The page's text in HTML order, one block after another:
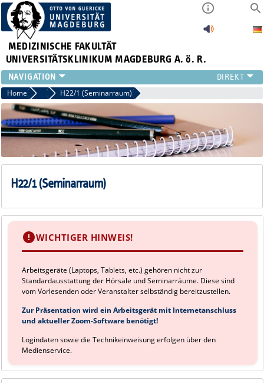
MEDIZINISCHE FAKULTÄT
UNIVERSITÄTSKLINIKUM MAGDEBURG A. ö. R.
INSTITUTE
KLINIKEN
ZENTRALE EINRICHTUNGEN
FORSCHUNG
ÜBER UNS
INTERNATIONAL
Home Seminarräume
H22/1 (Seminarraum)
H22/1 (Seminarraum)
WICHTIGER HINWEIS!
Arbeitsgeräte (Laptops, Tablets, etc.) gehören nicht zur
Standardausstattung der Hörsäle und Seminarräume. Diese sind
vom Vorlesenden oder Veranstalter selbständig bereitzustellen.
Zur Präsentation wird ein Arbeitsgerät mit Internetanschluss
und aktueller Zoom-Software benötigt!
Logindaten sowie die Technikeinweisung erfolgen über den
Medienservice.